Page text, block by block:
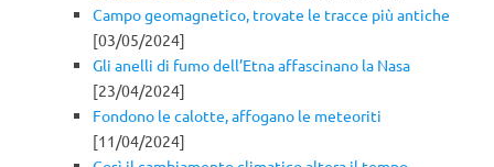
Campo geomagnetico, trovate le tracce più antiche
[03/05/2024]
Gli anelli di fumo dell’Etna affascinano la Nasa
[23/04/2024]
Fondono le calotte, affogano le meteoriti
[11/04/2024]